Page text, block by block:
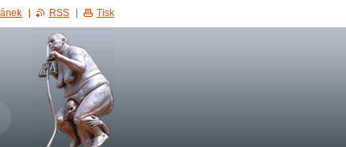
RSS Tisk